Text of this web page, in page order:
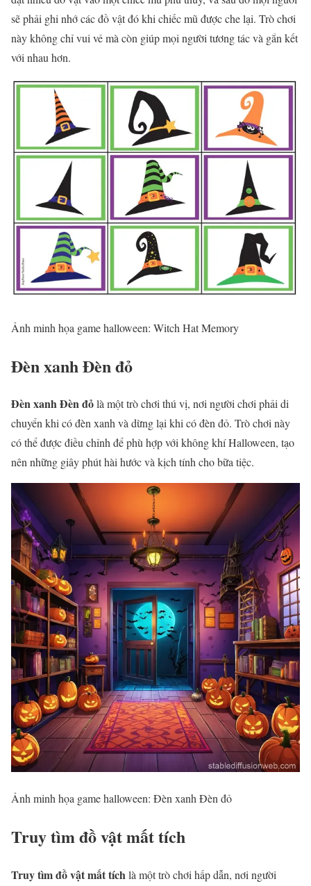
sẽ phải ghi nhớ các đồ vật đó khi chiếc mũ được che lại. Trò chơi
này không chỉ vui vẻ mà còn giúp mọi người tương tác và gắn kết
với nhau hơn.
Ảnh minh họa game halloween: Witch Hat Memory
Đèn xanh Đèn đỏ
Đèn xanh Đèn đỏlà một trò chơi thú vị, nơi người chơi phải di
chuyển khi có đèn xanh và dừng lại khi có đèn đỏ. Trò chơi này
có thể được điều chỉnh để phù hợp với không khí Halloween, tạo
nên những giây phút hài hước và kịch tính cho bữa tiệc.
Ảnh minh họa game halloween: Đèn xanh Đèn đỏ
Truy tìm đồ vật mất tích
Truy tìm đồ vật mất tíchlà một trò chơi hấp dẫn, nơi người